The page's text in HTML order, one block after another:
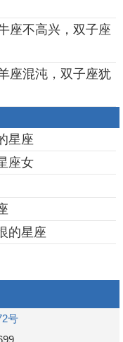
座不高兴，双子座
座混沌，双子座犹
星座
座女
的星座
号